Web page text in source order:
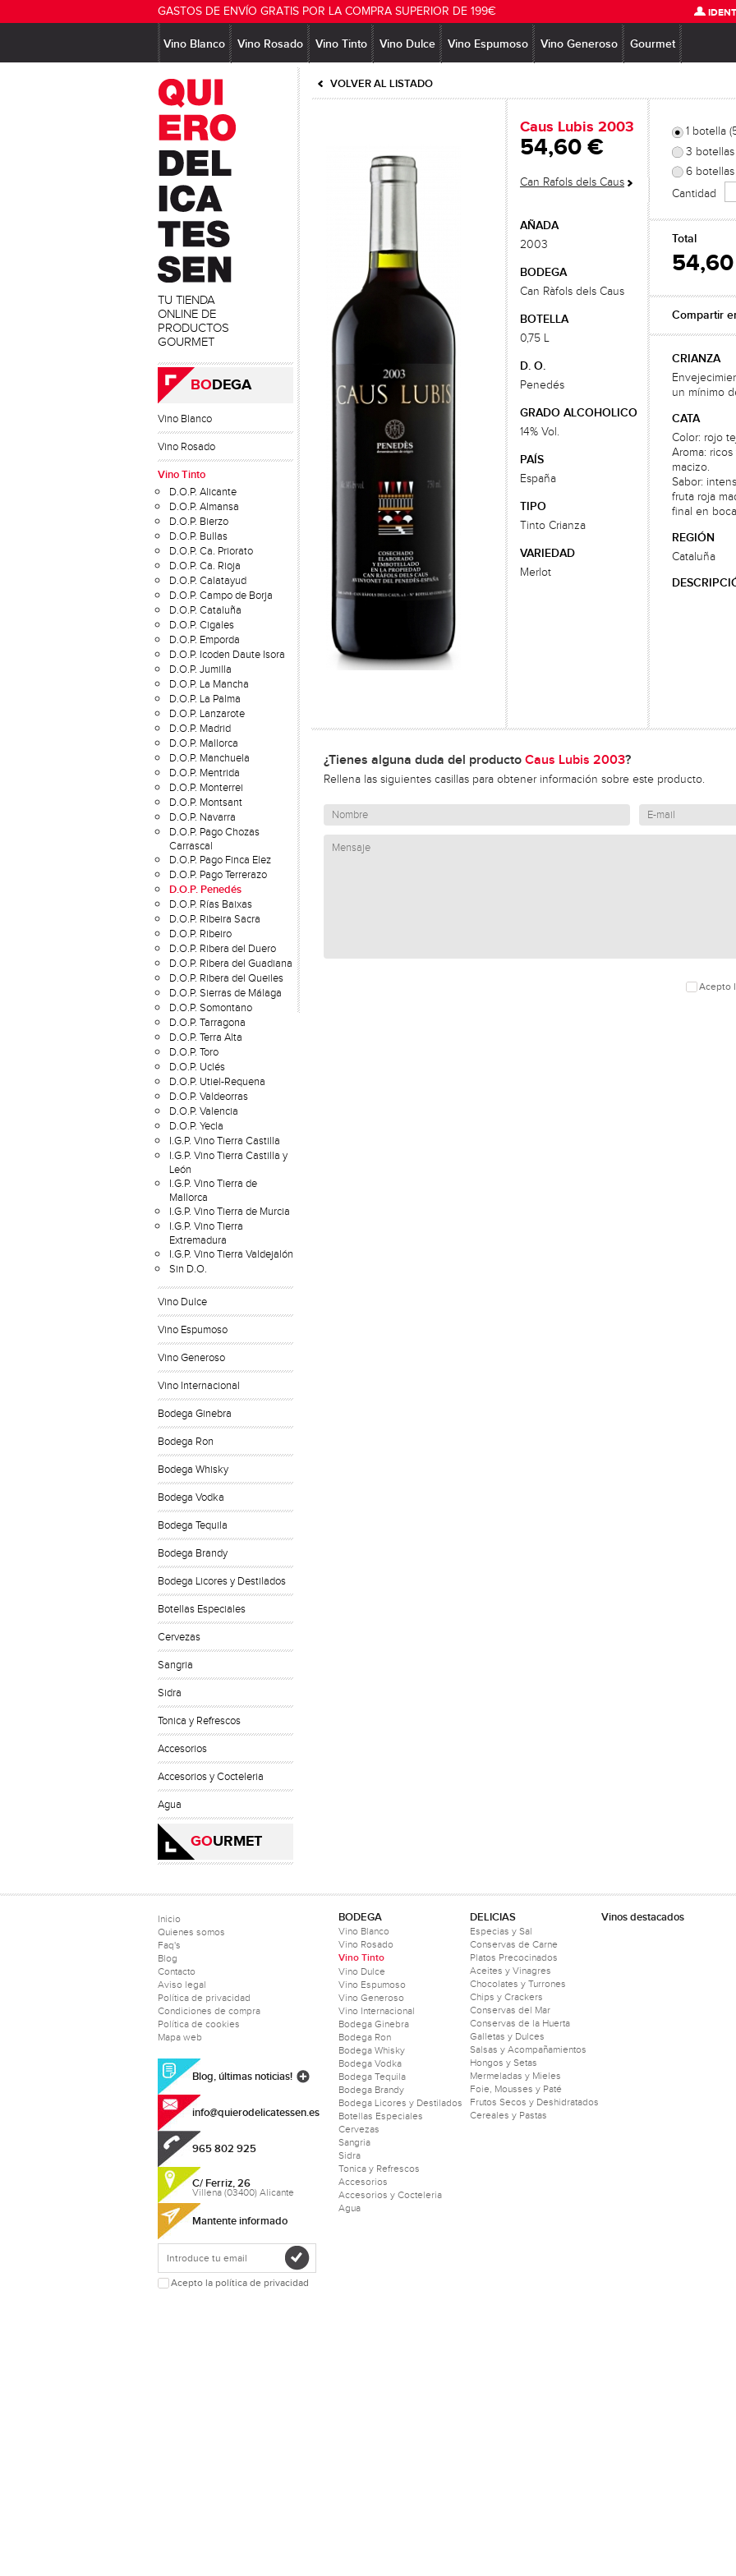
GASTOS DE ENVÍO GRATIS POR LA COMPRA SUPERIOR DE 199€
Vino Blanco Vino Rosado Vino Tinto Vino Dulce Vino Espumoso Vino Generoso Gourmet
TU TIENDA
ONLINE DE
PRODUCTOS
GOURMET
BODEGA
Vino Blanco
Vino Rosado
Vino Tinto
D.O.P. Alicante
D.O.P. Almansa
D.O.P. Bierzo
D.O.P. Bullas
D.O.P. Ca. Priorato
D.O.P. Ca. Rioja
D.O.P. Calatayud
D.O.P. Campo de Borja
D.O.P. Cataluña
D.O.P. Cigales
D.O.P. Emporda
D.O.P. Icoden Daute Isora
D.O.P. Jumilla
D.O.P. La Mancha
D.O.P. La Palma
D.O.P. Lanzarote
D.O.P. Madrid
D.O.P. Mallorca
D.O.P. Manchuela
D.O.P. Mentrida
D.O.P. Monterrei
D.O.P. Montsant
D.O.P. Navarra
D.O.P. Pago Chozas
Carrascal
D.O.P. Pago Finca Elez
D.O.P. Pago Terrerazo
D.O.P. Penedés
D.O.P. Rías Baixas
D.O.P. Ribeira Sacra
D.O.P. Ribeiro
D.O.P. Ribera del Duero
D.O.P. Ribera del Guadiana
D.O.P. Ribera del Queiles
D.O.P. Sierras de Málaga
D.O.P. Somontano
D.O.P. Tarragona
D.O.P. Terra Alta
D.O.P. Toro
D.O.P. Uclés
D.O.P. Utiel-Requena
D.O.P. Valdeorras
D.O.P. Valencia
D.O.P. Yecla
I.G.P. Vino Tierra Castilla
I.G.P. Vino Tierra Castilla y
León
I.G.P. Vino Tierra de
Mallorca
I.G.P. Vino Tierra de Murcia
I.G.P. Vino Tierra
Extremadura
I.G.P. Vino Tierra Valdejalón
Sin D.O.
Vino Dulce
Vino Espumoso
Vino Generoso
Vino Internacional
Bodega Ginebra
Bodega Ron
Bodega Whisky
Bodega Vodka
Bodega Tequila
Bodega Brandy
Bodega Licores y Destilados
Botellas Especiales
Cervezas
Sangria
Sidra
Tonica y Refrescos
Accesorios
Accesorios y Cocteleria
Agua
GOURMET
VOLVER AL LISTADO
Caus Lubis 2003
54,60 €
Can Rafols dels Caus
AÑADA
2003
BODEGA
Can Ràfols dels Caus
BOTELLA
0,75 L
D. O.
Penedés
GRADO ALCOHOLICO
14% Vol.
PAÍS
España
TIPO
Tinto Crianza
VARIEDAD
Merlot
1 botella
3
6
Cantidad
Total
Compartir
CRIANZA
un mínimo
CATA
Color: rojo
Aroma:
macizo.
Sabor:
fruta roja
final en
REGIÓN
Cataluña
¿Tienes alguna duda del producto Caus Lubis 2003?
Rellena las siguientes casillas para obtener información sobre este producto.
Acepto
Inicio
Quienes somos
Faq's
Blog
Contacto
Aviso legal
Política de privacidad
Condiciones de compra
Política de cookies
Mapa web
Blog, últimas noticias!
info@quierodelicatessen.es
965 802 925
C/ Ferriz, 26
Villena (03400) Alicante
Mantente informado
Acepto la política de privacidad
BODEGA
Vino Blanco
Vino Rosado
Vino Tinto
Vino Dulce
Vino Espumoso
Vino Generoso
Vino Internacional
Bodega Ginebra
Bodega Ron
Bodega Whisky
Bodega Vodka
Bodega Tequila
Bodega Brandy
Bodega Licores y Destilados
Botellas Especiales
Cervezas
Sangria
Sidra
Tonica y Refrescos
Accesorios
Accesorios y Cocteleria
Agua
DELICIAS
Especias y Sal
Conservas de Carne
Platos Precocinados
Aceites y Vinagres
Chocolates y Turrones
Chips y Crackers
Conservas del Mar
Conservas de la Huerta
Galletas y Dulces
Salsas y Acompañamientos
Hongos y Setas
Mermeladas y Mieles
Foie, Mousses y Paté
Frutos Secos y Deshidratados
Cereales y Pastas
Vinos destacados